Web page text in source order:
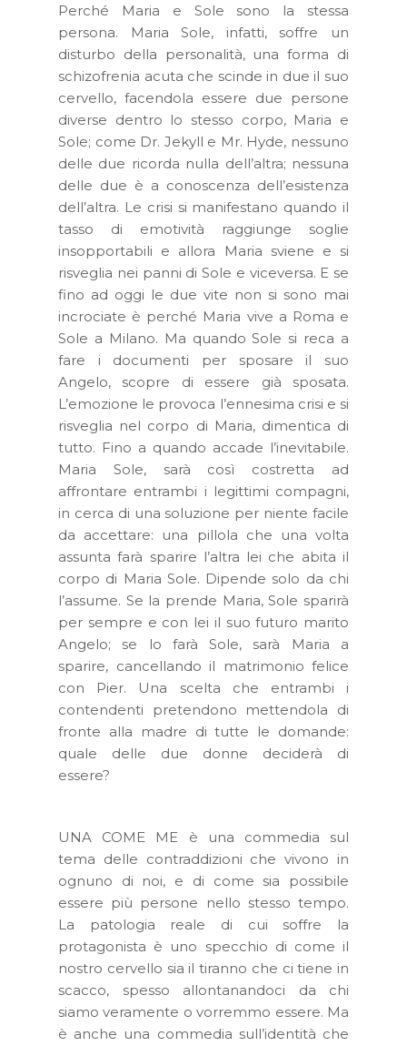
Perché Maria e Sole sono la stessa
persona. Maria Sole, infatti, soffre un
disturbo della personalità, una forma di
schizofrenia acuta che scinde in due il suo
cervello, facendola essere due persone
diverse dentro lo stesso corpo, Maria e
Sole; come Dr. Jekyll e Mr. Hyde, nessuno
delle due ricorda nulla dell’altra; nessuna
delle due è a conoscenza dell’esistenza
dell’altra. Le crisi si manifestano quando il
tasso di emotività raggiunge soglie
insopportabili e allora Maria sviene e si
risveglia nei panni di Sole e viceversa. E se
fino ad oggi le due vite non si sono mai
incrociate è perché Maria vive a Roma e
Sole a Milano. Ma quando Sole si reca a
fare i documenti per sposare il suo
Angelo, scopre di essere già sposata.
L’emozione le provoca l’ennesima crisi e si
risveglia nel corpo di Maria, dimentica di
tutto. Fino a quando accade l’inevitabile.
Maria Sole, sarà così costretta ad
affrontare entrambi i legittimi compagni,
in cerca di una soluzione per niente facile
da accettare: una pillola che una volta
assunta farà sparire l’altra lei che abita il
corpo di Maria Sole. Dipende solo da chi
l’assume. Se la prende Maria, Sole sparirà
per sempre e con lei il suo futuro marito
Angelo; se lo farà Sole, sarà Maria a
sparire, cancellando il matrimonio felice
con Pier. Una scelta che entrambi i
contendenti pretendono mettendola di
fronte alla madre di tutte le domande:
quale delle due donne deciderà di
essere?
UNA COME ME è una commedia sul
tema delle contraddizioni che vivono in
ognuno di noi, e di come sia possibile
essere più persone nello stesso tempo.
La patologia reale di cui soffre la
protagonista è uno specchio di come il
nostro cervello sia il tiranno che ci tiene in
scacco, spesso allontanandoci da chi
siamo veramente o vorremmo essere. Ma
è anche una commedia sull’identità che